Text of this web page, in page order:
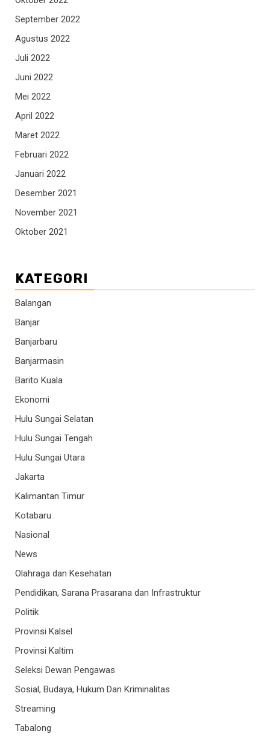
September 2022
Agustus 2022
Juli 2022
Juni 2022
Mei 2022
April 2022
Maret 2022
Februari 2022
Januari 2022
Desember 2021
November 2021
Oktober 2021
KATEGORI
Balangan
Banjar
Banjarbaru
Banjarmasin
Barito Kuala
Ekonomi
Hulu Sungai Selatan
Hulu Sungai Tengah
Hulu Sungai Utara
Jakarta
Kalimantan Timur
Kotabaru
Nasional
News
Olahraga dan Kesehatan
Pendidikan, Sarana Prasarana dan Infrastruktur
Politik
Provinsi Kalsel
Provinsi Kaltim
Seleksi Dewan Pengawas
Sosial, Budaya, Hukum Dan Kriminalitas
Streaming
Tabalong